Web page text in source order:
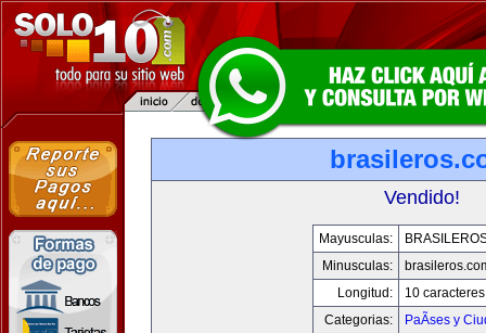
Vendido!
Mayusculas:
Minusculas:
Longitud:
10 caracteres
Categorias:
PaÃ­ses y